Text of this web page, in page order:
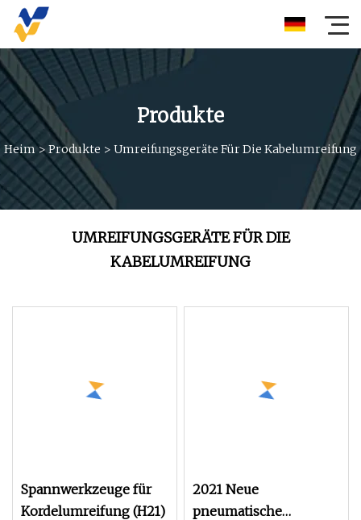
Produkte
Heim> Produkte > Umreifungsgeräte Für Die Kabelumreifung
UMREIFUNGSGERÄTE FÜR DIE
KABELUMREIFUNG
Spannwerkzeuge für
Kordelumreifung (H21)
2021 Neue
pneumatische